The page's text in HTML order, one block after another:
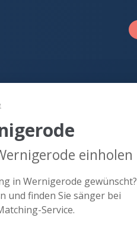
einholen
in Wernigerode gewünscht?
und finden Sie sänger bei
Service.